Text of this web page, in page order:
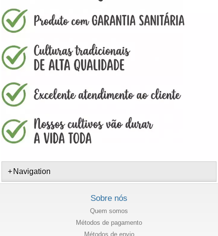
Navigation
Sobre nós
Quem somos
Métodos de pagamento
Métodos de envio